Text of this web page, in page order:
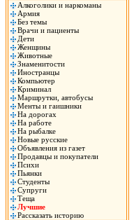
Алкоголики и наркоманы
Армия
Без темы
Врачи и пациенты
Дети
Женщины
Животные
Знаменитости
Иностранцы
Компьютер
Криминал
Маршрутки, автобусы
Менты и гаишники
На дорогах
На работе
На рыбалке
Новые русские
Объявления из газет
Продавцы и покупатели
Психи
Пьянки
Студенты
Супруги
Теща
Лучшие
Рассказать историю